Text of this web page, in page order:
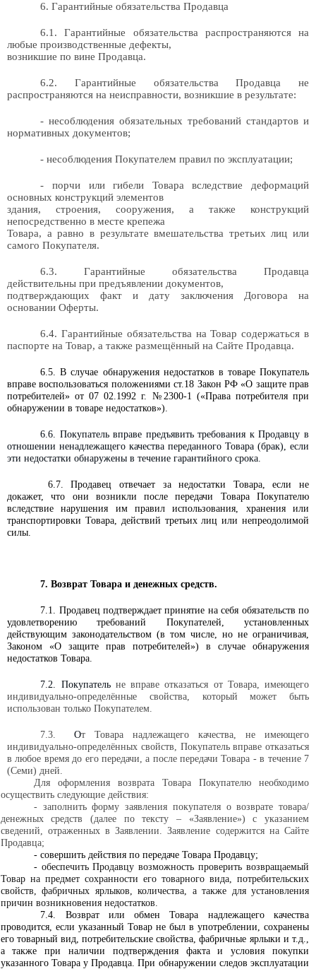
6. Гарантийные обязательства Продавца
6.1.Гарантийные обязательства распространяются на
любые производственные дефекты,
возникшие по вине Продавца.
6.2. Гарантийные обязательства Продавца не
распространяются на неисправности, возникшие в результате:
- несоблюдения обязательных требований стандартов и
нормативных документов;
- несоблюдения Покупателем правил по эксплуатации;
- порчи или гибели Товара вследствие деформаций
основных конструкций элементов
здания, строения, сооружения, а также конструкций
непосредственно в месте крепежа
Товара, а равно в результате вмешательства третьих лиц или
самого Покупателя.
6.3.Гарантийные обязательства Продавца
действительны при предъявлении документов,
подтверждающих факт и дату заключения Договора на
основании Оферты.
6.4. Гарантийные обязательства на Товар содержаться в
паспорте на Товар, а также размещённый на Сайте Продавца.
6.5. В случае обнаружения недостатков в товаре Покупатель
вправе воспользоваться положениями ст.18 Закон РФ «О защите прав
потребителей» от 07 02.1992 г. №2300-1 («Права потребителя при
обнаружении в товаре недостатков»).
6.6. Покупатель вправе предъявить требования к Продавцу в
отношении ненадлежащего качества переданного Товара (брак), если
эти недостатки обнаружены в течение гарантийного срока.
6.7. Продавец отвечает за недостатки Товара, если не
докажет, что они возникли после передачи Товара Покупателю
вследствие нарушения им правил использования, хранения или
транспортировки Товара, действий третьих лиц или непреодолимой
силы.
7. Возврат Товара и денежных средств.
7.1. Продавец подтверждает принятие на себя обязательств по
удовлетворению требований Покупателей, установленных
действующим законодательством (в том числе, но не ограничивая,
Законом «О защите прав потребителей») в случае обнаружения
недостатков Товара.
7.2. Покупатель не вправе отказаться от Товара, имеющего
индивидуально-определённые свойства, который может быть
использован только Покупателем.
7.3. От Товара надлежащего качества, не имеющего
индивидуально-определённых свойств, Покупательвправе отказаться
в любое время до его передачи, а после передачи Товара - в течение 7
(Семи) дней.
Для оформления возврата Товара Покупателю необходимо
осуществить следующие действия:
- заполнить форму заявления покупателя о возврате товара/
денежных средств (далее по тексту – «Заявление») с указанием
сведений, отраженных в Заявлении. Заявление содержится на Сайте
Продавца;
- совершить действия по передаче Товара Продавцу;
- обеспечить Продавцу возможность проверить возвращаемый
Товар на предмет сохранности его товарного вида, потребительских
свойств, фабричных ярлыков, количества, а также для установления
причин возникновения недостатков.
7.4. Возврат или обмен Товара надлежащего качества
проводится, если указанный Товар не был в употреблении, сохранены
его товарный вид, потребительские свойства, фабричные ярлыки и т.д.,
а также при наличии подтверждения факта и условия покупки
указанного Товара у Продавца. При обнаружении следов эксплуатации